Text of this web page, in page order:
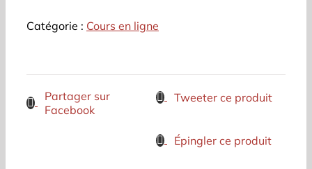
Catégorie : Cours en ligne
Partager sur
Facebook
Tweeter ce produit
Épingler ce produit